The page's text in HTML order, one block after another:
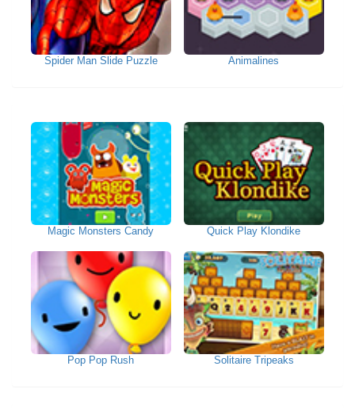
Spider Man Slide Puzzle Animalines
Magic Monsters Candy Quick Play Klondike
Pop Pop Rush Solitaire Tripeaks